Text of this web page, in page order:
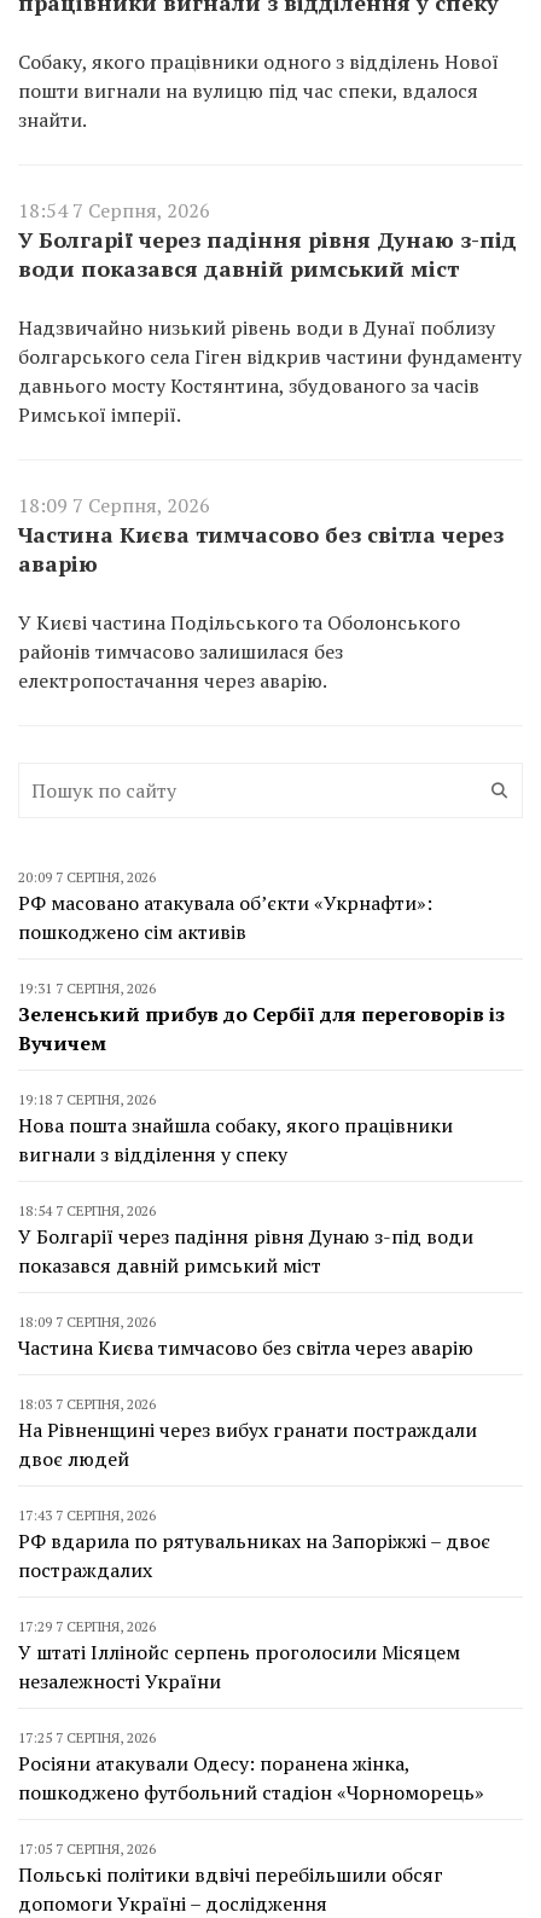
Собаку, якого працівники одного з відділень Нової
пошти вигнали на вулицю під час спеки, вдалося
знайти.
18:54 7 Серпня, 2026
У Болгарії через падіння рівня Дунаю з-під
води показався давній римський міст
Надзвичайно низький рівень води в Дунаї поблизу
болгарського села Гіген відкрив частини фундаменту
давнього мосту Костянтина, збудованого за часів
Римської імперії.
18:09 7 Серпня, 2026
Частина Києва тимчасово без світла через
аварію
У Києві частина Подільського та Оболонського
районів тимчасово залишилася без
електропостачання через аварію.
20:09 7 СЕРПНЯ, 2026
РФ масовано атакувала об’єкти «Укрнафти»:
пошкоджено сім активів
19:31 7 СЕРПНЯ, 2026
Зеленський прибув до Сербії для переговорів із
Вучичем
19:18 7 СЕРПНЯ, 2026
Нова пошта знайшла собаку, якого працівники
вигнали з відділення у спеку
18:54 7 СЕРПНЯ, 2026
У Болгарії через падіння рівня Дунаю з-під води
показався давній римський міст
18:09 7 СЕРПНЯ, 2026
Частина Києва тимчасово без світла через аварію
18:03 7 СЕРПНЯ, 2026
На Рівненщині через вибух гранати постраждали
двоє людей
17:43 7 СЕРПНЯ, 2026
РФ вдарила по рятувальниках на Запоріжжі – двоє
постраждалих
17:29 7 СЕРПНЯ, 2026
У штаті Іллінойс серпень проголосили Місяцем
незалежності України
17:25 7 СЕРПНЯ, 2026
Росіяни атакували Одесу: поранена жінка,
пошкоджено футбольний стадіон «Чорноморець»
17:05 7 СЕРПНЯ, 2026
Польські політики вдвічі перебільшили обсяг
допомоги Україні – дослідження